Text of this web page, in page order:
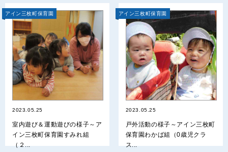
アイン三枚町保育園
2023.05.25
室内遊び＆運動遊びの様子～ア
イン三枚町保育園すみれ組
（２...
アイン三枚町保育園
2023.05.25
戸外活動の様子～アイン三枚町
保育園わかば組（0歳児クラ
ス...